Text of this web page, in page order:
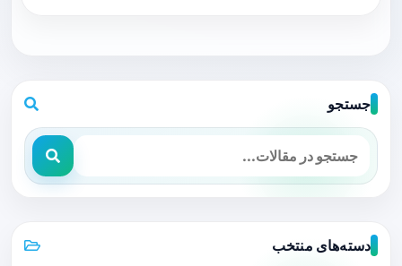
جستجو
دسته‌های منتخب